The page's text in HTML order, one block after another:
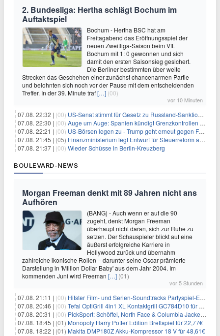
2. Bundesliga: Hertha schlägt Bochum im
Auftaktspiel
Bochum - Hertha BSC hat am
Freitagabend das Eröffnungsspiel der
neuen Zweitliga-Saison beim VfL
Bochum mit 1: 0 gewonnen und sich
damit den ersten Saisonsieg gesichert.
Die Berliner bestimmten über weite
Strecken das Geschehen einer zunächst chancenarmen Partie
und belohnten sich noch vor der Pause mit dem entscheidenden
Treffer. In der 39. Minute traf[…] (00)
vor 10 Minuten
07.08. 22:32 | (00) US-Senat stimmt für Gesetz zu Russland-Sanktionen
07.08. 22:30 | (00) Auge um Auge: Spanien kündigt Grenzkontrollen zu Italien an
07.08. 22:21 | (00) US-Börsen legen zu - Trump geht erneut gegen Fed-Gouverneurin vor
07.08. 21:45 | (05) Finanzministerium legt Entwurf für Steuerreform ab 2027 vor
07.08. 21:37 | (00) Wieder Schüsse in Berlin-Kreuzberg
BOULEVARD-NEWS
Morgan Freeman denkt mit 89 Jahren nicht ans
Aufhören
(BANG) - Auch wenn er auf die 90
zugeht, denkt Morgan Freeman
überhaupt nicht daran, sich zur Ruhe zu
setzen. Der Schauspieler blickt auf eine
äußerst erfolgreiche Karriere in
Hollywood zurück und übernahm
zahlreiche ikonische Rollen – darunter seine Oscar-prämierte
Darstellung in 'Million Dollar Baby' aus dem Jahr 2004. Im
kommenden Juni wird Freeman […] (01)
vor 5 Stunden
07.08. 21:11 | (00) Hitster Film- und Serien-Soundtracks Partyspiel-Erweiterung für 6,99€
07.08. 20:46 | (00) Tefal OptiGrill 4in1 XL Kontaktgrill GC784D10 für 239,99€
07.08. 20:31 | (00) PickSport: Schöffel, North Face & Columbia Jacken ab 39,60€
07.08. 18:45 | (01) Monopoly Harry Potter Edition Brettspiel für 22,77€
07.08. 18:22 | (01) Makita DMP180Z Akku-Kompressor 18 V für 48,61€